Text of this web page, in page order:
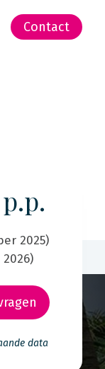
Contact
p.p.
2025)
data